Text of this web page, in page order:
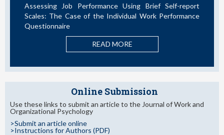
Brief Self-report
Work Performance
La Teoría de las Demandas y
Nuevos Desarrollos en la Última
Online Submission
Use these links to submit an article to the Journal of Work and
Organizational Psychology
>Submit an article online
>Instructions for Authors (PDF)